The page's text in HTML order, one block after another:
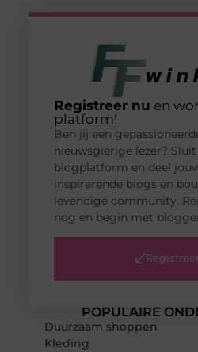
POPULAIRE
Duurzaam shoppen
Kleding
Registreer nu en
platform!
Ben jij een
nieuwsgierige lezer?
blogplatform en deel
inspirerende blogs en
levendige community.
nog en begin met